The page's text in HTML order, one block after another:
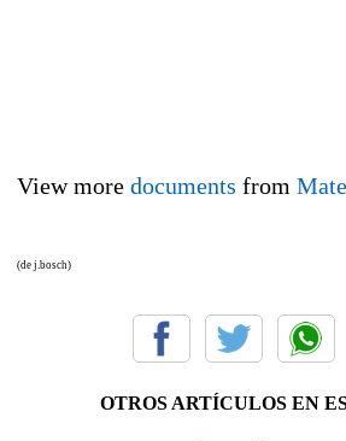
View more documents from
(de j.bosch)
OTROS ARTÍCULOS EN